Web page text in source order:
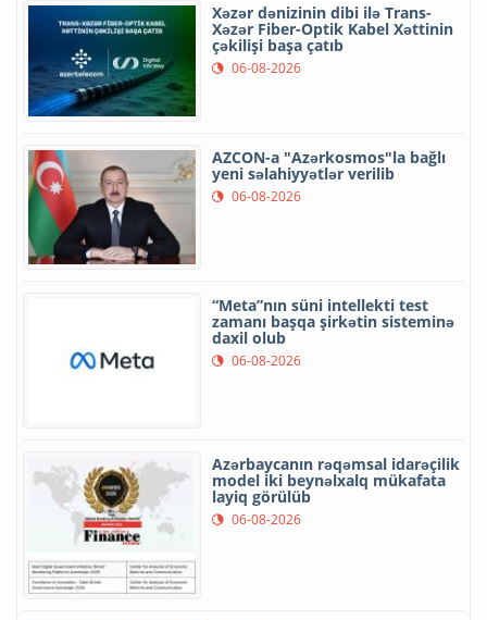
Xəzər dənizinin dibi ilə Trans-
Xəzər Fiber-Optik Kabel Xəttinin
çəkilişi başa çatıb
06-08-2026
AZCON-a "Azərkosmos"la bağlı
yeni səlahiyyətlər verilib
06-08-2026
“Meta”nın süni intellekti test
zamanı başqa şirkətin sisteminə
daxil olub
06-08-2026
Azərbaycanın rəqəmsal idarəçilik
model iki beynəlxalq mükafata
layiq görülüb
06-08-2026